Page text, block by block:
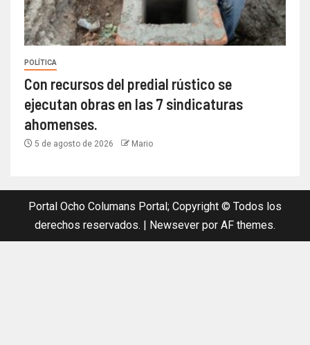
POLÍTICA
Con recursos del predial rústico se
ejecutan obras en las 7 sindicaturas
ahomenses.
5 de agosto de 2026 Mario
Portal Ocho Columans Portal; Copyright © Todos los
derechos reservados. | Newsever por AF themes.